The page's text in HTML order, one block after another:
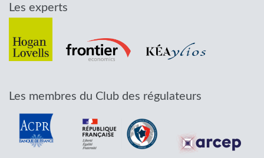
Les experts
Les membres du Club des régulateurs